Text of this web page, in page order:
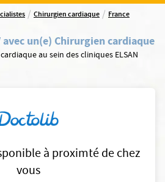
/ Chirurgien cardiaque / France
avec un(e) Chirurgien cardiaque
au sein des cliniques ELSAN
à proximté de chez
vous